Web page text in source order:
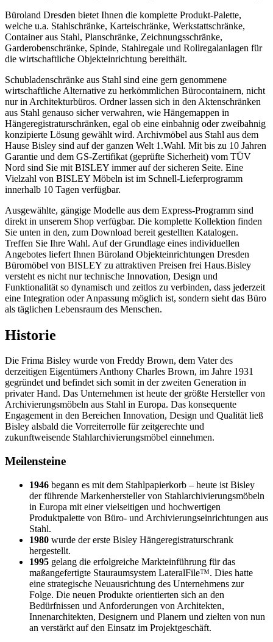
Büroland Dresden bietet Ihnen die komplette Produkt-Palette,
welche u.a. Stahlschränke, Karteischränke, Werkstattschränke,
Container aus Stahl, Planschränke, Zeichnungsschränke,
Garderobenschränke, Spinde, Stahlregale und Rollregalanlagen für
die wirtschaftliche Objekteinrichtung bereithält.
Schubladenschränke aus Stahl sind eine gern genommene
wirtschaftliche Alternative zu herkömmlichen Bürocontainern, nicht
nur in Architekturbüros. Ordner lassen sich in den Aktenschränken
aus Stahl genauso sicher verwahren, wie Hängemappen in
Hängeregistraturschränken, egal ob eine einbahnig oder zweibahnig
konzipierte Lösung gewählt wird. Archivmöbel aus Stahl aus dem
Hause Bisley sind auf der ganzen Welt 1.Wahl. Mit bis zu 10 Jahren
Garantie und dem GS-Zertifikat (geprüfte Sicherheit) vom TÜV
Nord sind Sie mit BISLEY immer auf der sicheren Seite. Eine
Vielzahl von BISLEY Möbeln ist im Schnell-Lieferprogramm
innerhalb 10 Tagen verfügbar.
Ausgewählte, gängige Modelle aus dem Express-Programm sind
direkt in unserem Shop verfügbar. Die komplette Kollektion finden
Sie unten in den, zum Download bereit gestellten Katalogen.
Treffen Sie Ihre Wahl. Auf der Grundlage eines individuellen
Angebotes liefert Ihnen Büroland Objekteinrichtungen Dresden
Büromöbel von BISLEY zu attraktiven Preisen frei Haus.Bisley
versteht es nicht nur technische Innovation, Design und
Funktionalität so dynamisch und zeitlos zu verbinden, dass jederzeit
eine Integration oder Anpassung möglich ist, sondern sieht das Büro
als täglichen Lebensraum des Menschen.
Historie
Die Frima Bisley wurde von Freddy Brown, dem Vater des
derzeitigen Eigentümers Anthony Charles Brown, im Jahre 1931
gegründet und befindet sich somit in der zweiten Generation in
privater Hand. Das Unternehmen ist heute der größte Hersteller von
Archivierungsmöbeln aus Stahl in Europa. Das konsequente
Engagement in den Bereichen Innovation, Design und Qualität ließ
Bisley alsbald die Vorreiterrolle für zeitgerechte und
zukunftweisende Stahlarchivierungsmöbel einnehmen.
Meilensteine
1946 begann es mit dem Stahlpapierkorb – heute ist Bisley
der führende Markenhersteller von Stahlarchivierungsmöbeln
in Europa mit einer vielseitigen und hochwertigen
Produktpalette von Büro- und Archivierungseinrichtungen aus
Stahl.
1980 wurde der erste Bisley Hängeregistraturschrank
hergestellt.
1995 gelang die erfolgreiche Markteinführung für das
maßangefertigte Stauraumsystem LateralFile™. Dies hatte
eine strategische Neuausrichtung des Unternehmens zur
Folge. Die neuen Produkte orientierten sich an den
Bedürfnissen und Anforderungen von Architekten,
Innenarchitekten, Designern und Planern und zielten von nun
an verstärkt auf den Einsatz im Projektgeschäft.